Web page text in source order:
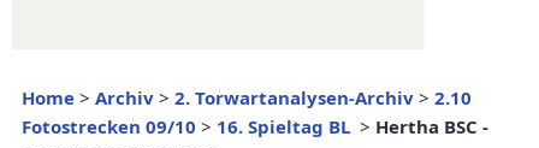
Home > Archiv > 2. Torwartanalysen-Archiv > 2.10
Fotostrecken 09/10 > 16. Spieltag BL > Hertha BSC -